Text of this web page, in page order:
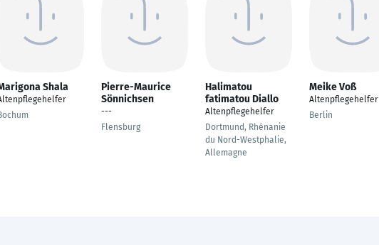
Shala
Pierre-Maurice
Sönnichsen
---
Flensburg
Halimatou
fatimatou Diallo
Altenpflegehelfer
Dortmund, Rhénanie
du Nord-Westphalie,
Allemagne
Meike Voß
Altenpflegehelfer
Berlin